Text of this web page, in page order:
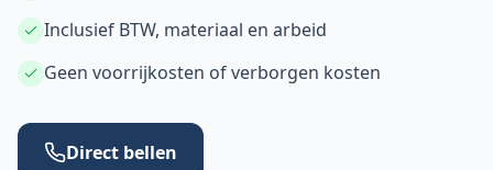
Inclusief BTW, materiaal en arbeid
Geen voorrijkosten of verborgen kosten
Direct bellen